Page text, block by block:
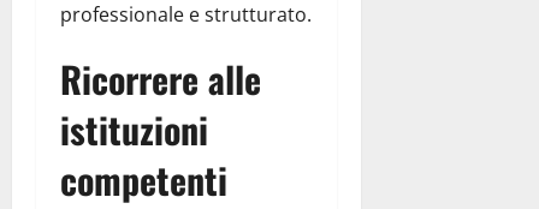
professionale e strutturato.
Ricorrere alle
istituzioni
competenti